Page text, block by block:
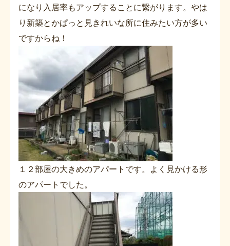
になり入居率もアップすることに繋がります。やは
り新築とかぱっと見きれいな所に住みたい方が多い
ですからね！
１２部屋の大きめのアパートです。よく見かける形
のアパートでした。